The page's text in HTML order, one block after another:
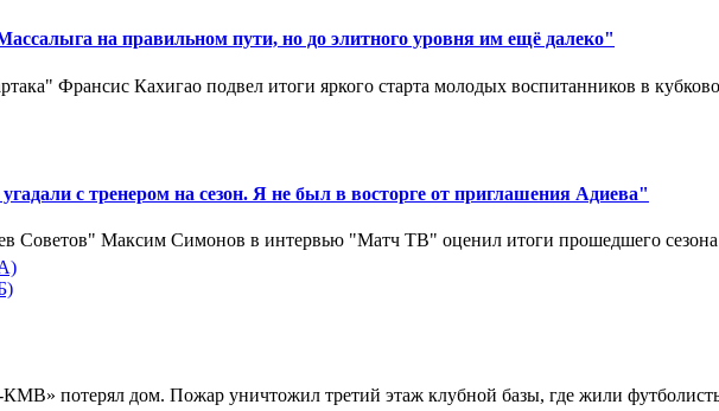
на правильном пути, но до элитного уровня им ещё далеко"
Франсис Кахигао подвел итоги яркого старта молодых воспитанников в
с тренером на сезон. Я не был в восторге от приглашения Адиева"
Советов" Максим Симонов в интервью "Матч ТВ" оценил итоги прошедшего сезона
потерял дом. Пожар уничтожил третий этаж клубной базы, где жили